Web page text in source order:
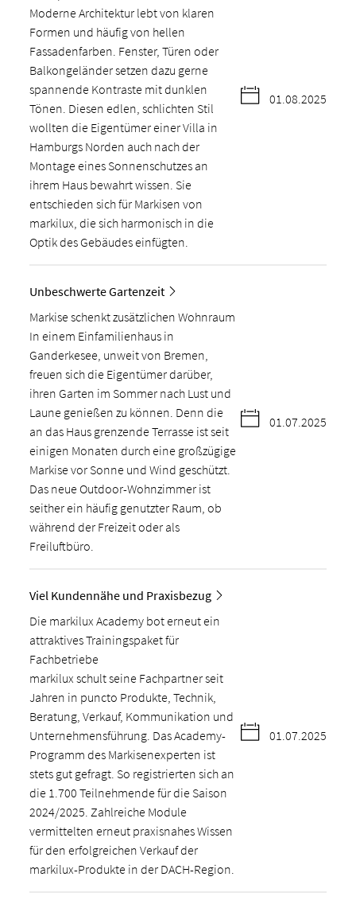
Moderne Architektur lebt von klaren
Formen und häufig von hellen
Fassadenfarben. Fenster, Türen oder
Balkongeländer setzen dazu gerne
spannende Kontraste mit dunklen
Tönen. Diesen edlen, schlichten Stil
wollten die Eigentümer einer Villa in
Hamburgs Norden auch nach der
Montage eines Sonnenschutzes an
ihrem Haus bewahrt wissen. Sie
entschieden sich für Markisen von
markilux, die sich harmonisch in die
Optik des Gebäudes einfügten.
01.08.2025
Unbeschwerte Gartenzeit
Markise schenkt zusätzlichen Wohnraum
In einem Einfamilienhaus in
Ganderkesee, unweit von Bremen,
freuen sich die Eigentümer darüber,
ihren Garten im Sommer nach Lust und
Laune genießen zu können. Denn die
an das Haus grenzende Terrasse ist seit
einigen Monaten durch eine großzügige
Markise vor Sonne und Wind geschützt.
Das neue Outdoor-Wohnzimmer ist
seither ein häufig genutzter Raum, ob
während der Freizeit oder als
Freiluftbüro.
01.07.2025
Viel Kundennähe und Praxisbezug
Die markilux Academy bot erneut ein
attraktives Trainingspaket für
Fachbetriebe
markilux schult seine Fachpartner seit
Jahren in puncto Produkte, Technik,
Beratung, Verkauf, Kommunikation und
Unternehmensführung. Das Academy-
Programm des Markisenexperten ist
stets gut gefragt. So registrierten sich an
die 1.700 Teilnehmende für die Saison
2024/2025. Zahlreiche Module
vermittelten erneut praxisnahes Wissen
für den erfolgreichen Verkauf der
markilux-Produkte in der DACH-Region.
01.07.2025